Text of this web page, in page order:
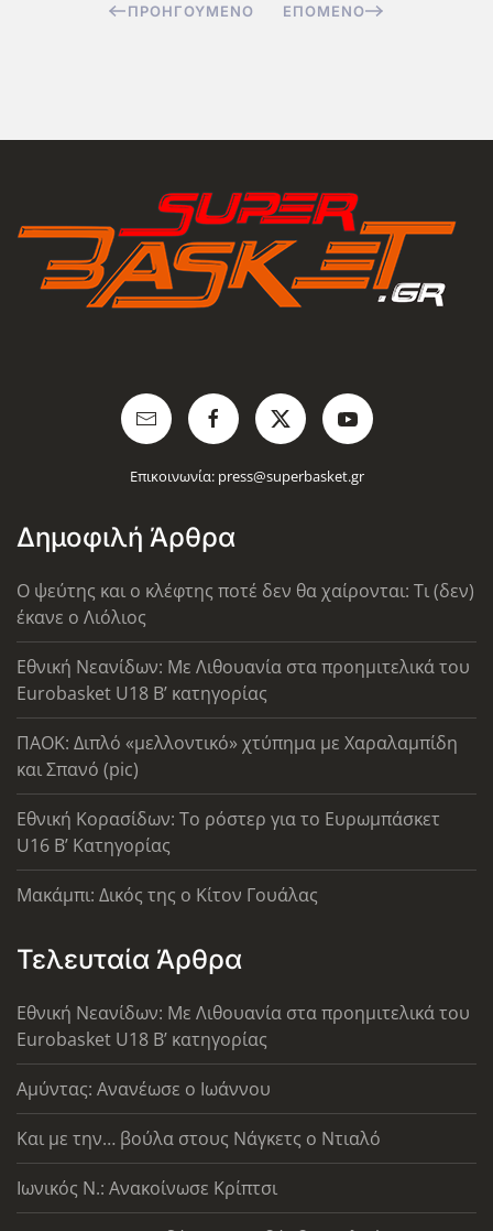
ΠΡΟΗΓΟΎΜΕΝΟ ΕΠΌΜΕΝΟ
Επικοινωνία: press@superbasket.gr
Δημοφιλή Άρθρα
Ο ψεύτης και ο κλέφτης ποτέ δεν θα χαίρονται: Τι (δεν)
έκανε ο Λιόλιος
Εθνική Νεανίδων: Με Λιθουανία στα προημιτελικά του
Eurobasket U18 Β’ κατηγορίας
ΠΑΟΚ: Διπλό «μελλοντικό» χτύπημα με Χαραλαμπίδη
και Σπανό (pic)
Εθνική Κορασίδων: Το ρόστερ για το Ευρωμπάσκετ
U16 B’ Κατηγορίας
Μακάμπι: Δικός της ο Κίτον Γουάλας
Τελευταία Άρθρα
Εθνική Νεανίδων: Με Λιθουανία στα προημιτελικά του
Eurobasket U18 Β’ κατηγορίας
Αμύντας: Ανανέωσε ο Ιωάννου
Και με την… βούλα στους Νάγκετς ο Ντιαλό
Ιωνικός Ν.: Ανακοίνωσε Κρίπτσι